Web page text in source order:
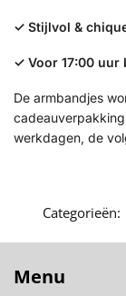
✓ Stijlvol &
✓ Voor 17:00
De armbandjes
werkdagen, de
Categorieën:
Menu